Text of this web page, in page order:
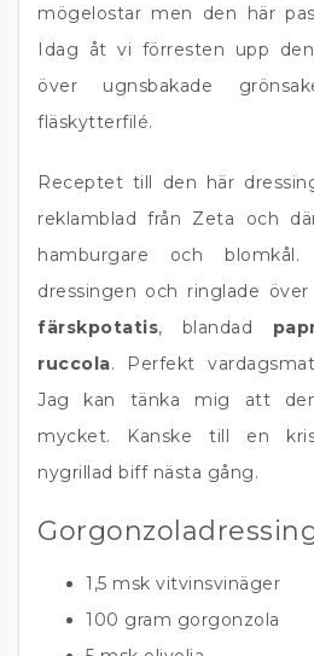
mögelostar men den här
Idag åt vi förresten upp
över ugnsbakade
fläskytterfilé.
Receptet till den här
reklamblad från Zeta och
hamburgare och
dressingen och ringlade
färskpotatis, blandad
ruccola. Perfekt
Jag kan tänka mig att
mycket. Kanske till en
nygrillad biff nästa gång.
1,5 msk vitvinsvinäger
100 gram gorgonzola